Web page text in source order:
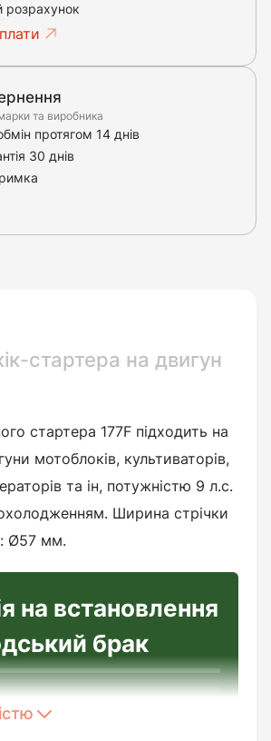
розрахунок
та виробника
протягом 14 днів
30 днів
стартера на двигун
стартера 177F підходить на
мотоблоків, культиваторів,
та ін, потужністю 9 л.с.
Ширина стрічки
Ø57 мм.
на встановлення
брак